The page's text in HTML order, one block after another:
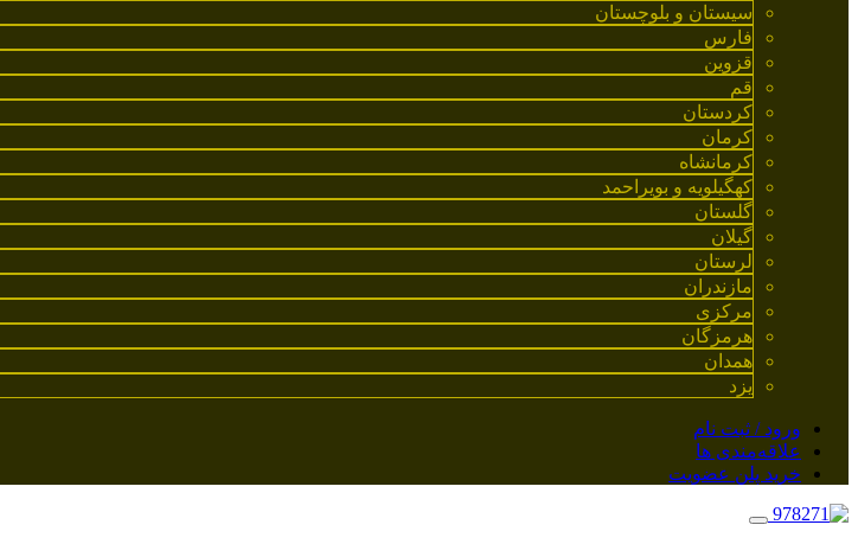
سیستان و بلوچستان
فارس
قزوین
قم
کردستان
کرمان
کرمانشاه
کهگیلویه و بویراحمد
گلستان
گیلان
لرستان
مازندران
مرکزی
هرمزگان
همدان
یزد
ورود / ثبت نام
علاقه‌مندی ها
خرید پلن عضویت